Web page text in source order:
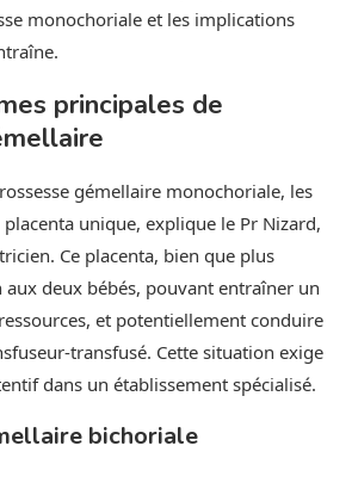
monochoriale et les implications
principales de
gémellaire monochoriale, les
unique, explique le Pr Nizard,
Ce placenta, bien que plus
deux bébés, pouvant entraîner un
et potentiellement conduire
transfusé. Cette situation exige
dans un établissement spécialisé.
bichoriale